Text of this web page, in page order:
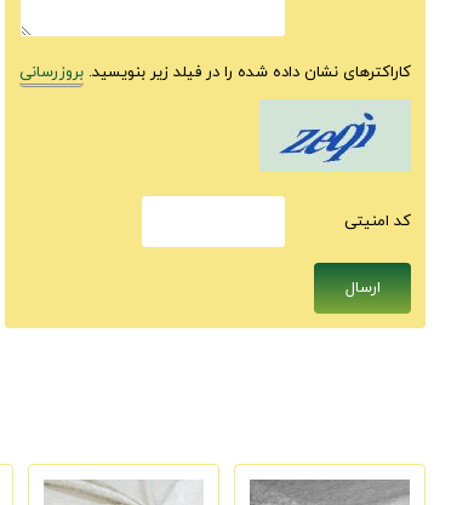
کاراکترهای نشان داده شده را در فیلد زیر بنویسید. بروزرسانی
كد امنيتى